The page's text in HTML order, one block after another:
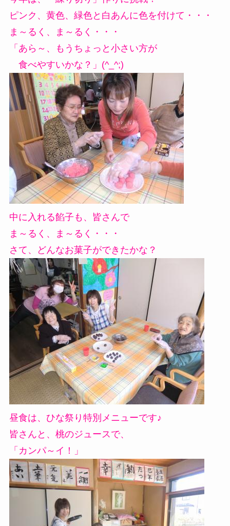
ピンク、黄色、緑色と白あんに色を付けて・・・
ま～るく、ま～るく・・・
「あら～、もうちょっと小さい方が
食べやすいかな？」(^_^;)
中に入れる餡子も、皆さんで
ま～るく、ま～るく・・・
さて、どんなお菓子ができたかな？
昼食は、ひな祭り特別メニューです♪
皆さんと、桃のジュースで、
「カンパ～イ！」